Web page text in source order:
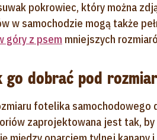
pokrowiec, który można
w samochodzie mogą także
góry z psem mniejszych
dobrać pod
fotelika samochodowego
zaprojektowana jest tak,